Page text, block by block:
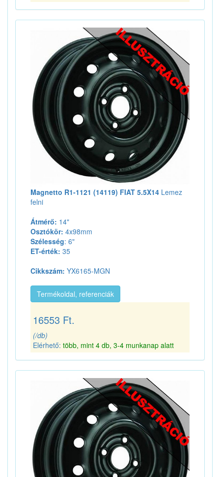
Magnetto R1-1121 (14119) FIAT 5.5X14 Lemez
felni
Átmérő: 14"
Osztókör: 4x98mm
Szélesség: 6"
ET-érték: 35
Cikkszám: YX6165-MGN
Termékoldal, referenciák
16553 Ft.
(/db)
Elérhető: több, mint 4 db, 3-4 munkanap alatt